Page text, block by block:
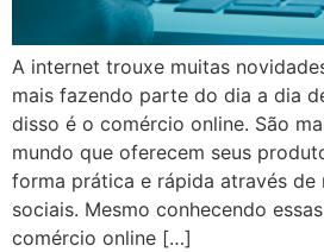
A internet trouxe muitas
mais fazendo parte do dia a dia
disso é o comércio online. São
mundo que oferecem seus
forma prática e rápida através de
sociais. Mesmo conhecendo
comércio online […]